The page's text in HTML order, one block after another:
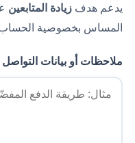
يدعم هدف زيادة المتابعين
المساس بخصوصية
ملاحظات أو بيانات